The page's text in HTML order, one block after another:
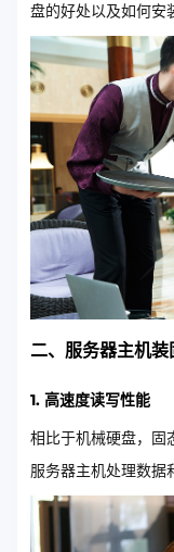
盘的好处以及如何安
二、服务器主机
1. 高速度读写性能
相比于机械硬盘，固
服务器主机处理数据